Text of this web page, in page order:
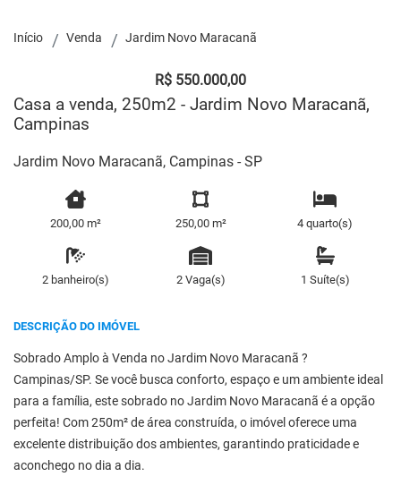
Início Venda Jardim Novo Maracanã
R$ 550.000,00
Casa a venda, 250m2 - Jardim Novo Maracanã,
Campinas
Jardim Novo Maracanã, Campinas - SP
200,00 m² 250,00 m² 4 quarto(s)
2 banheiro(s) 2 Vaga(s) 1 Suíte(s)
DESCRIÇÃO DO IMÓVEL
Sobrado Amplo à Venda no Jardim Novo Maracanã ?
Campinas/SP. Se você busca conforto, espaço e um ambiente ideal
para a família, este sobrado no Jardim Novo Maracanã é a opção
perfeita! Com 250m² de área construída, o imóvel oferece uma
excelente distribuição dos ambientes, garantindo praticidade e
aconchego no dia a dia.